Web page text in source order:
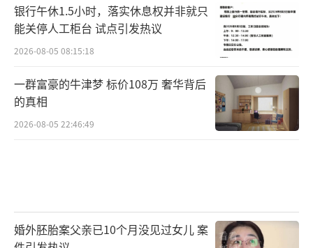
银行午休1.5小时，落实休息权并非就只
能关停人工柜台 试点引发热议
2026-08-05 08:15:18
一群富豪的牛津梦 标价108万 奢华背后
的真相
2026-08-05 22:46:49
婚外胚胎案父亲已10个月没见过女儿 案